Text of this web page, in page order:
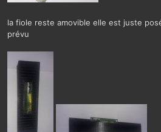
la fiole reste amovible elle est juste
prévu